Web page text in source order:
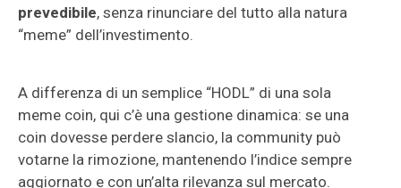
prevedibile, senza rinunciare del tutto alla natura
“meme” dell’investimento.
A differenza di un semplice “HODL” di una sola
meme coin, qui c’è una gestione dinamica: se una
coin dovesse perdere slancio, la community può
votarne la rimozione, mantenendo l’indice sempre
aggiornato e con un’alta rilevanza sul mercato.